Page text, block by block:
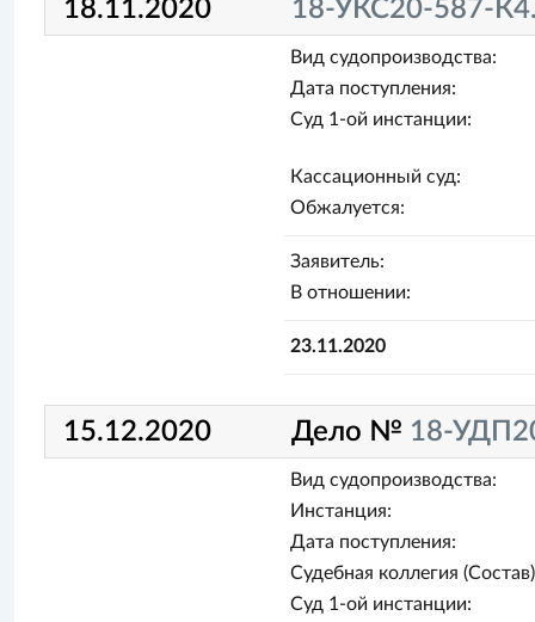
18.11.2020 18-УКС20-587-
Вид судопроизводства:
Дата поступления:
Суд 1-ой инстанции:
Кассационный суд:
Обжалуется:
Заявитель:
В отношении:
23.11.2020
15.12.2020 Дело № 18-
Вид судопроизводства:
Инстанция:
Дата поступления:
Судебная коллегия
Суд 1-ой инстанции: